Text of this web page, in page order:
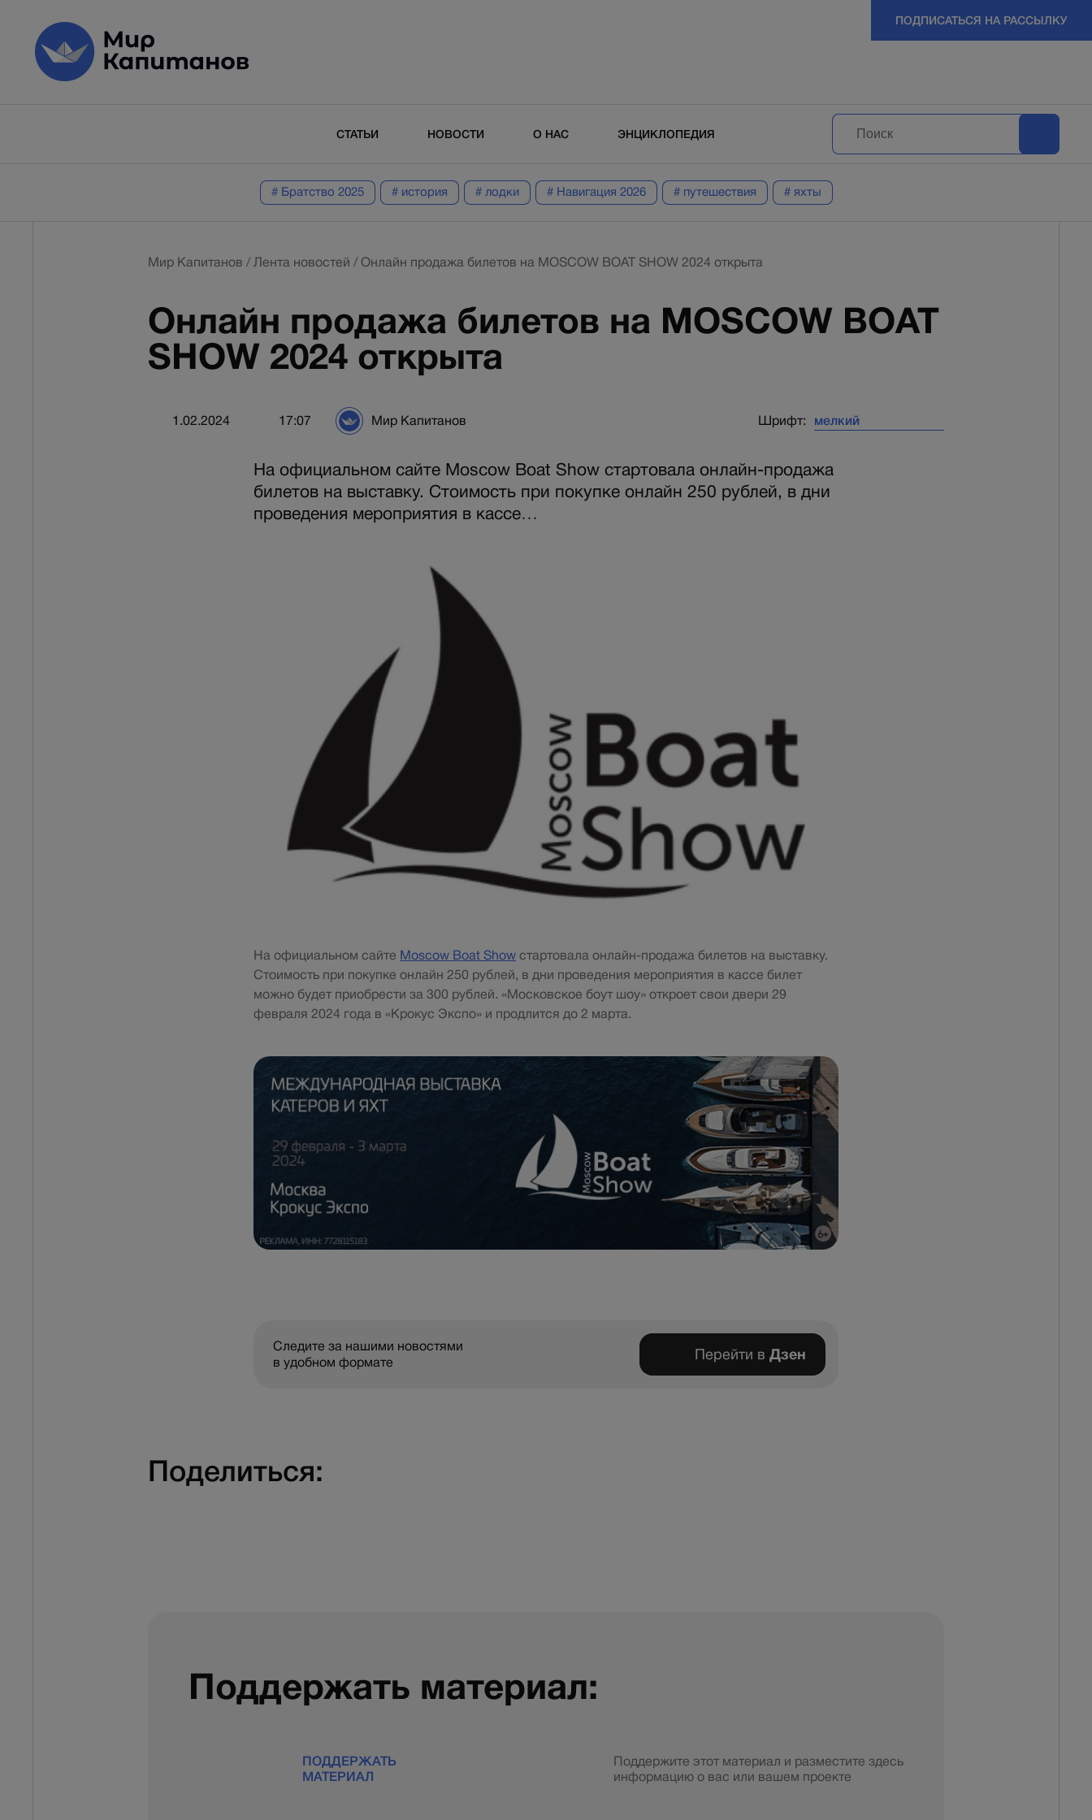
ПОДПИСАТЬСЯ НА РАССЫЛКУ
СТАТЬИ НОВОСТИ О НАС ЭНЦИКЛОПЕДИЯ
# Братство 2025 # история # лодки # Навигация 2026 # путешествия # яхты
Мир Капитанов / Лента новостей / Онлайн продажа билетов на MOSCOW BOAT SHOW 2024 открыта
Онлайн продажа билетов на MOSCOW BOAT
SHOW 2024 открыта
1.02.2024 17:07 Мир Капитанов Шрифт:
На официальном сайте Moscow Boat Show стартовала онлайн-продажа
билетов на выставку. Стоимость при покупке онлайн 250 рублей, в дни
проведения мероприятия в кассе…
На официальном сайте Moscow Boat Show стартовала онлайн-продажа билетов на выставку.
Стоимость при покупке онлайн 250 рублей, в дни проведения мероприятия в кассе билет
можно будет приобрести за 300 рублей. «Московское боут шоу» откроет свои двери 29
февраля 2024 года в «Крокус Экспо» и продлится до 2 марта.
Следите за нашими новостями
в удобном формате
Перейти в Дзен
Поделиться:
Поддержать материал:
ПОДДЕРЖАТЬ
МАТЕРИАЛ
Поддержите этот материал и разместите здесь
информацию о вас или вашем проекте